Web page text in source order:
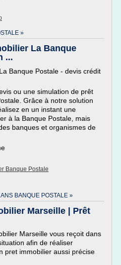
»
La Banque
...
Banque Postale - devis crédit
ou une simulation de prêt
Grâce à notre solution
en un instant une
à la Banque Postale, mais
banques et organismes de
Banque Postale
BANQUE POSTALE »
Marseille | Prêt
Marseille vous reçoit dans
afin de réaliser
pret immobilier aussi précise